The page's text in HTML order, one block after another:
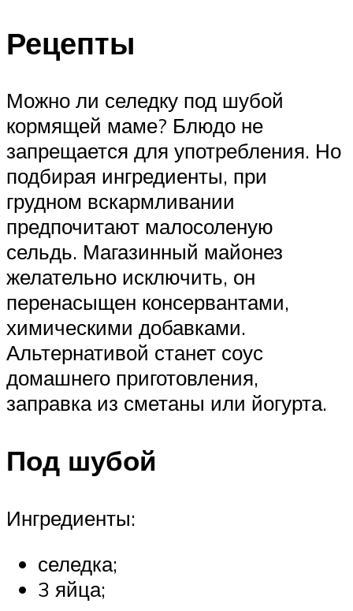
Рецепты
Можно ли селедку под шубой
кормящей маме? Блюдо не
запрещается для употребления. Но
подбирая ингредиенты, при
грудном вскармливании
предпочитают малосоленую
сельдь. Магазинный майонез
желательно исключить, он
перенасыщен консервантами,
химическими добавками.
Альтернативой станет соус
домашнего приготовления,
заправка из сметаны или йогурта.
Под шубой
Ингредиенты:
селедка;
3 яйца;